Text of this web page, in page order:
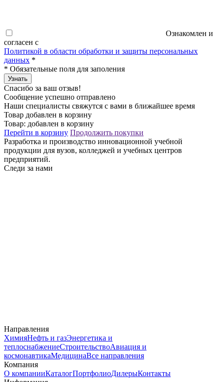
Ознакомлен и
согласен с
Политикой в области обработки и защиты персональных
данных *
* Обязательные поля для заполения
Узнать
Спасибо за ваш отзыв!
Сообщение успешно отправлено
Наши специалисты свяжутся с вами в ближайшее время
Товар добавлен в корзину
Товар: добавлен в корзину
Перейти в корзину Продолжить покупки
Разработка и производство инновационной учебной
продукции для вузов, колледжей и учебных центров
предприятий.
Следи за нами
Направления
ХимияНефть и газЭнергетика и
теплоснабжениеСтроительствоАвиация и
космонавтикаМедицинаВсе направления
Компания
О компанииКаталогПортфолиоДилерыКонтакты